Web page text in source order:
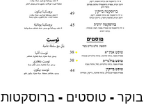
בוקר - טוסטים - ברוסקטות